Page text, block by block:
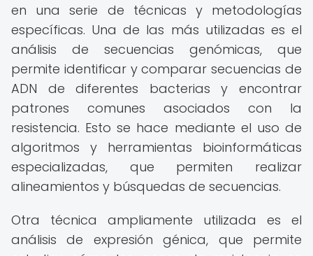
en una serie de técnicas y metodologías
específicas. Una de las más utilizadas es el
análisis de secuencias genómicas, que
permite identificar y comparar secuencias de
ADN de diferentes bacterias y encontrar
patrones comunes asociados con la
resistencia. Esto se hace mediante el uso de
algoritmos y herramientas bioinformáticas
especializadas, que permiten realizar
alineamientos y búsquedas de secuencias.
Otra técnica ampliamente utilizada es el
análisis de expresión génica, que permite